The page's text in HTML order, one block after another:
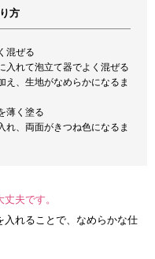
方
混ぜる
れて泡立て器でよく混ぜる
、生地がなめらかになるま
薄く塗る
、両面がきつね色になるま
夫です。
れることで、なめらかな仕